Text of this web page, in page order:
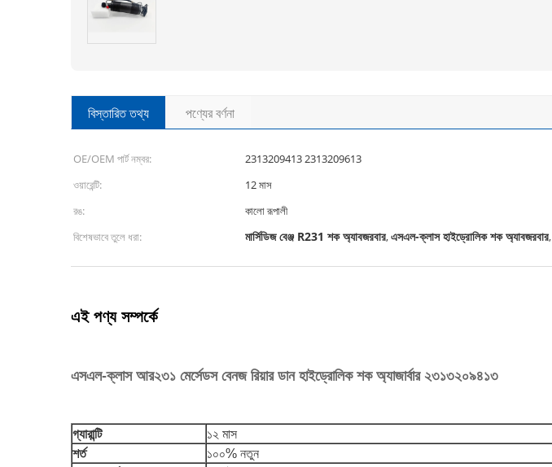
বিস্তারিত তথ্য পণ্যের বর্ণনা
OE/OEM পার্ট নম্বর: 2313209413 2313209613
ওয়ারেন্টি:
12 মাস
রঙ:
কালো রূপালী
বিশেষভাবে তুলে ধরা:
মার্সিডিজ বেঞ্জ R231 শক অ্যাবজরবার,এসএল-ক্লাস হাইড্রোলিক শক অ্যাবজরবার,
এই পণ্য সম্পর্কে
এসএল-ক্লাস আর২৩১ মের্সেডস বেনজ রিয়ার ডান হাইড্রোলিক শক অ্যাজার্বার ২৩১৩২০৯৪১৩
গ্যারান্টি
১২ মাস
শর্ত
১০০% নতুন